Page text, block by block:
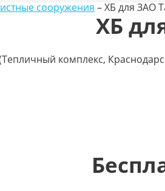
сооружения –ХБ для ЗАО
ХБ
комплекс,